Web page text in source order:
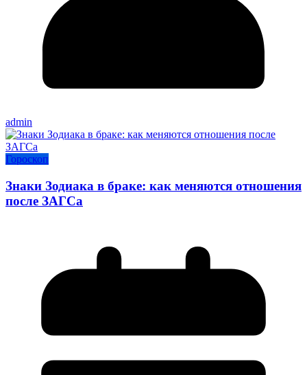
admin
Гороскоп
Знаки Зодиака в браке: как меняются отношения
после ЗАГСа